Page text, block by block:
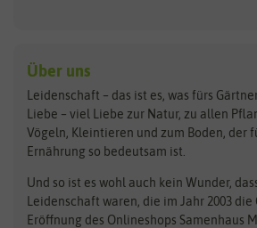
Kräutersamen
Obstsamen
Pilzbrut
Rasensamen
Steckzwiebeln
Zimmer & Kübelpflanzen
Kataloge
Schnäppchen
Benary
Bingenheimer Saatgut
Bionana
BIOWOL
Blumicorn Fertil
Über uns
Leidenschaft – das ist es, was fürs
Liebe – viel Liebe zur Natur, zu allen
Vögeln, Kleintieren und zum Boden, der
Ernährung so bedeutsam ist.
Und so ist es wohl auch kein Wunder,
Leidenschaft waren, die im Jahr 2003
Eröffnung des Onlineshops Samenhaus